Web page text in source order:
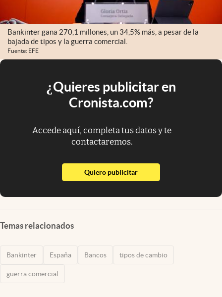
Bankinter gana 270,1 millones, un 34,5% más, a pesar de la
bajada de tipos y la guerra comercial.
Fuente: EFE
¿Quieres publicitar en
Cronista.com?
Accede aquí, completa tus datos y te
contactaremos.
Quiero publicitarabre en nueva pestaña
Temas relacionados
Bankinter España Bancos tipos de cambio
guerra comercial